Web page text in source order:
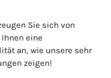
Sie sich von
eine
an, wie unsere sehr
zeigen!